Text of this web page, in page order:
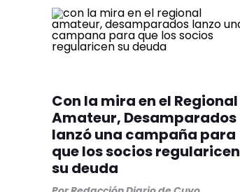
Con la mira en el Regional
Amateur, Desamparados
lanzó una campaña para
que los socios regularicen
su deuda